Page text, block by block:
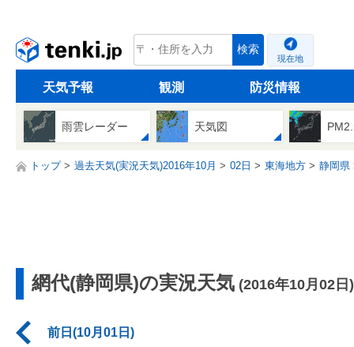
tenki.jp 検索
現在地
天気予報 観測 防災情報
雨雲レーダー 天気図
トップ 過去天気(実況天気)2016年10月 02日 東海地方 静岡県
網代(静岡県)の実況天気 (2016年10月02日)
前日(10月01日)